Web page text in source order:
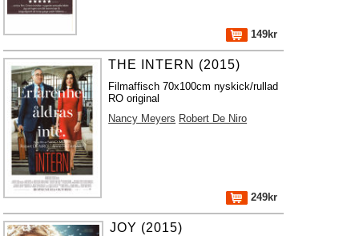
149kr
THE INTERN (2015)
Filmaffisch 70x100cm nyskick/rullad
RO original
Nancy Meyers Robert De Niro
249kr
JOY (2015)